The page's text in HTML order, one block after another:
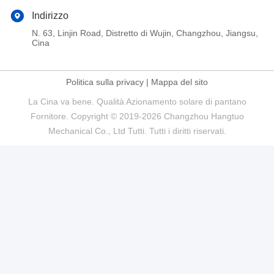
Indirizzo
N. 63, Linjin Road, Distretto di Wujin, Changzhou, Jiangsu,
Cina
Politica sulla privacy | Mappa del sito
La Cina va bene. Qualità Azionamento solare di pantano
Fornitore. Copyright © 2019-2026 Changzhou Hangtuo
Mechanical Co., Ltd Tutti. Tutti i diritti riservati.